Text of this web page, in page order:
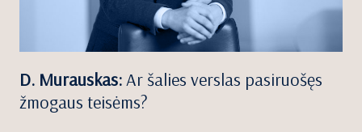
D. Murauskas:Ar šalies verslas pasiruošęs
žmogaus teisėms?